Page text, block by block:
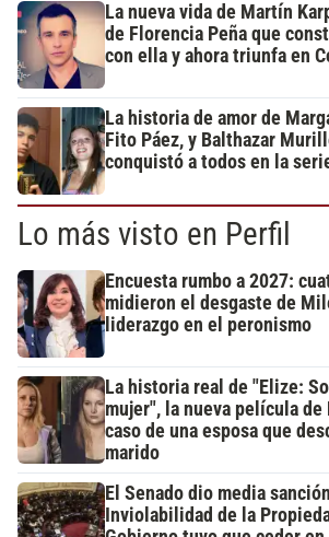
La nueva vida de Martín
de Florencia Peña que
con ella y ahora triunfa en
La historia de amor de
Fito Páez, y Balthazar
conquistó a todos en la
Lo más visto en Perfil
Encuesta rumbo a 2027:
midieron el desgaste de
liderazgo en el peronismo
La historia real de "Elize:
mujer", la nueva película de
caso de una esposa que
marido
El Senado dio media
Inviolabilidad de la